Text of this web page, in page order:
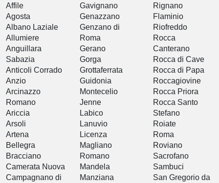
Affile
Agosta
Albano Laziale
Allumiere
Anguillara
Sabazia
Anticoli Corrado
Anzio
Arcinazzo
Romano
Ariccia
Arsoli
Artena
Bellegra
Bracciano
Camerata Nuova
Campagnano di
Gavignano
Genazzano
Genzano di
Roma
Gerano
Gorga
Grottaferrata
Guidonia
Montecelio
Jenne
Labico
Lanuvio
Licenza
Magliano
Romano
Mandela
Manziana
Rignano
Flaminio
Riofreddo
Rocca
Canterano
Rocca di Cave
Rocca di Papa
Roccagiovine
Rocca Priora
Rocca Santo
Stefano
Roiate
Roma
Roviano
Sacrofano
Sambuci
San Gregorio da